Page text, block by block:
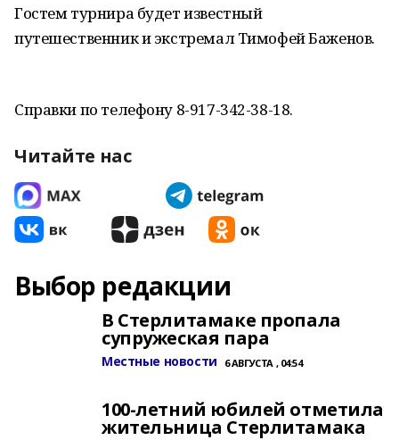
Гостем турнира будет известный
путешественник и экстремал Тимофей Баженов.
Справки по телефону 8-917-342-38-18.
Читайте нас
Выбор редакции
В Стерлитамаке пропала
супружеская пара
Местные новости 6 АВГУСТА , 04:54
100-летний юбилей отметила
жительница Стерлитамака